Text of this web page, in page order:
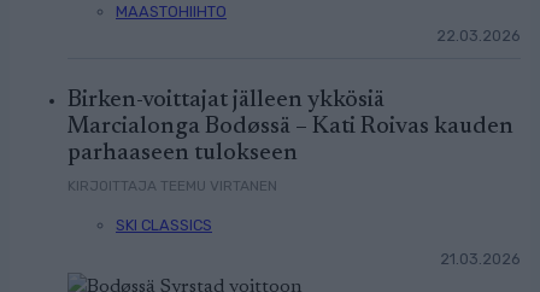
MAASTOHIIHTO
22.03.2026
Birken-voittajat jälleen ykkösiä
Marcialonga Bodøssä – Kati Roivas kauden
parhaaseen tulokseen
KIRJOITTAJA TEEMU VIRTANEN
SKI CLASSICS
21.03.2026